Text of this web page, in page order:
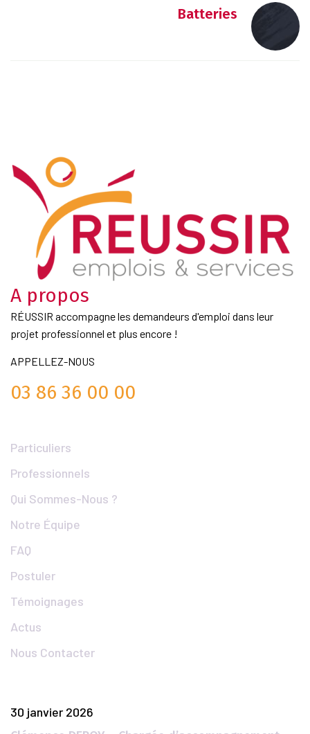
Batteries
A propos
RÉUSSIR accompagne les demandeurs d'emploi dans leur
projet professionnel et plus encore !
APPELLEZ-NOUS
03 86 36 00 00
Particuliers
Professionnels
Qui Sommes-Nous ?
Notre Équipe
FAQ
Postuler
Témoignages
Actus
Nous Contacter
30 janvier 2026